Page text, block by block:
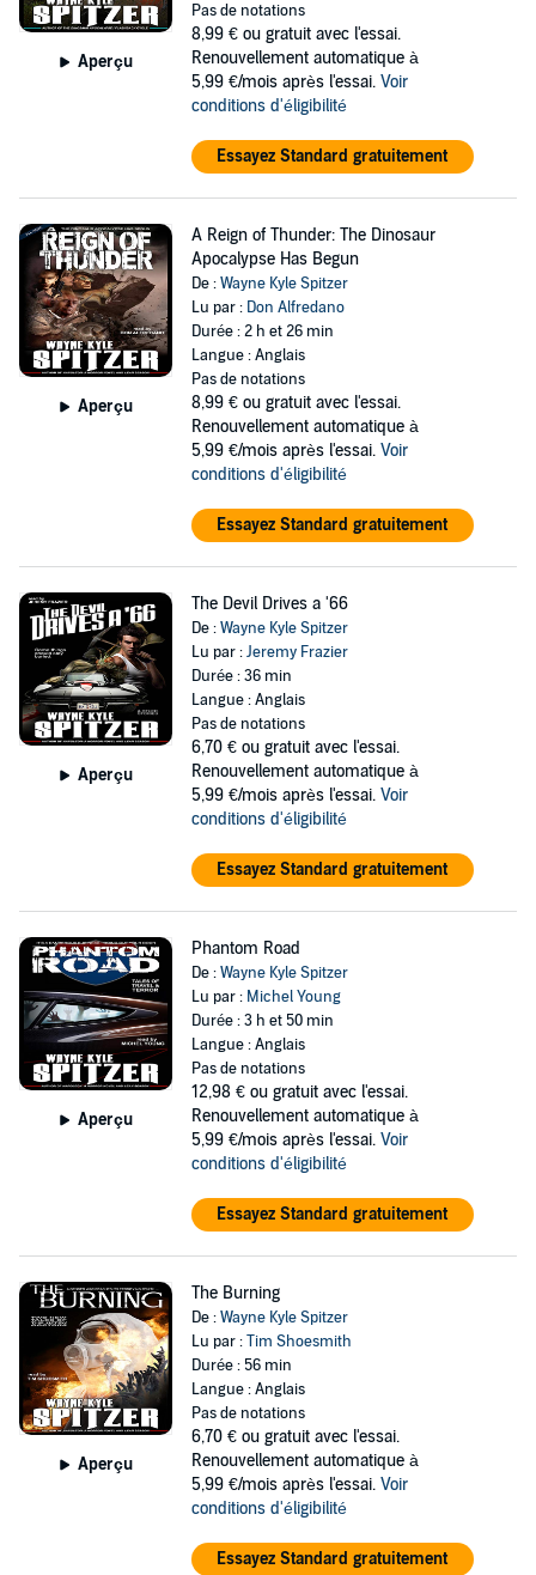
Aperçu
Pas de notations
8,99 € ou gratuit avec l'essai.
Renouvellement automatique à
5,99 €/mois après l'essai. Voir
conditions d'éligibilité
Essayez Standard gratuitement
Aperçu
A Reign of Thunder: The Dinosaur
Apocalypse Has Begun
De :Wayne Kyle Spitzer
Lu par : Don Alfredano
Durée : 2 h et 26 min
Langue : Anglais
Pas de notations
8,99 € ou gratuit avec l'essai.
Renouvellement automatique à
5,99 €/mois après l'essai. Voir
conditions d'éligibilité
Essayez Standard gratuitement
Aperçu
The Devil Drives a '66
De :Wayne Kyle Spitzer
Lu par :Jeremy Frazier
Durée : 36 min
Langue : Anglais
Pas de notations
6,70 € ou gratuit avec l'essai.
Renouvellement automatique à
5,99 €/mois après l'essai. Voir
conditions d'éligibilité
Essayez Standard gratuitement
Aperçu
Phantom Road
De :Wayne Kyle Spitzer
Lu par : Michel Young
Durée : 3 h et 50 min
Langue : Anglais
Pas de notations
12,98 € ou gratuit avec l'essai.
Renouvellement automatique à
5,99 €/mois après l'essai. Voir
conditions d'éligibilité
Essayez Standard gratuitement
Aperçu
The Burning
De :Wayne Kyle Spitzer
Lu par :Tim Shoesmith
Durée : 56 min
Langue : Anglais
Pas de notations
6,70 € ou gratuit avec l'essai.
Renouvellement automatique à
5,99 €/mois après l'essai. Voir
conditions d'éligibilité
Essayez Standard gratuitement